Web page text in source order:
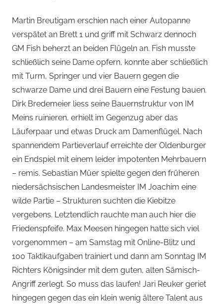
Martin Breutigam erschien nach einer Autopanne
verspätet an Brett 1 und griff mit Schwarz dennoch
GM Fish beherzt an beiden Flügeln an. Fish musste
schließlich seine Dame opfern, konnte aber schließlich
mit Turm, Springer und vier Bauern gegen die
schwarze Dame und drei Bauern eine Festung bauen.
Dirk Bredemeier liess seine Bauernstruktur von IM
Meins ruinieren, erhielt im Gegenzug aber das
Läuferpaar und etwas Druck am Damenflügel. Nach
spannendem Partieverlauf erreichte der Oldenburger
ein Endspiel mit einem leider impotenten Mehrbauern
– remis. Sebastian Müer spielte gegen den früheren
niedersächsischen Landesmeister IM Joachim eine
wilde Partie – Strukturen suchten die Kiebitze
vergebens. Letztendlich rauchte man auch hier die
Friedenspfeife. Max Meesen hingegen hatte sich viel
vorgenommen – am Samstag mit Online-Blitz und
100 Taktikaufgaben trainiert und dann am Sonntag IM
Richters Königsinder mit dem guten, alten Sämisch-
Angriff zerlegt. So muss das laufen! Jari Reuker geriet
hingegen gegen das ein klein wenig ältere Talent aus